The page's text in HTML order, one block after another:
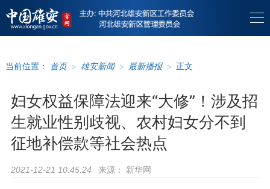
当前位置： 首页 > 雄安新闻 > 最新播报 > 正文
妇女权益保障法迎来“大修”！涉及招
生就业性别歧视、农村妇女分不到
征地补偿款等社会热点
2021-12-21 10:45:24 来源： 新华网